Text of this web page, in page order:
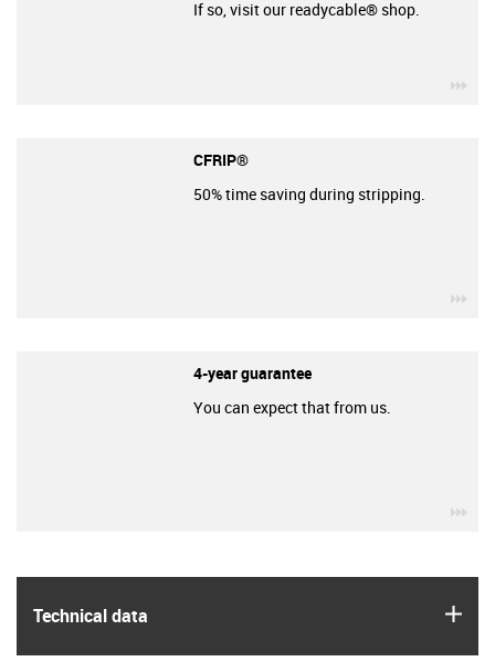
Technical data
If so, visit our readycable® shop.
CFRIP®
50% time saving during stripping.
4-year guarantee
You can expect that from us.